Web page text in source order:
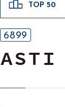
TOP 50
6899
ＡＳＴＩ